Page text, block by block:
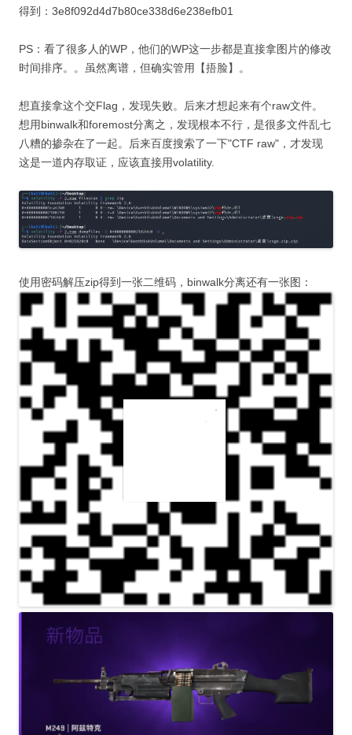
得到：3e8f092d4d7b80ce338d6e238efb01
PS：看了很多人的WP，他们的WP这一步都是直接拿图片的修改
时间排序。。虽然离谱，但确实管用【捂脸】。
想直接拿这个交Flag，发现失败。后来才想起来有个raw文件。
想用binwalk和foremost分离之，发现根本不行，是很多文件乱七
八糟的掺杂在了一起。后来百度搜索了一下"CTF raw"，才发现
这是一道内存取证，应该直接用volatility.
使用密码解压zip得到一张二维码，binwalk分离还有一张图：